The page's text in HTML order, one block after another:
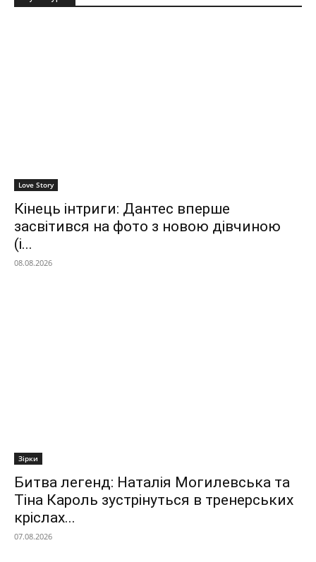
Love Story
Кінець інтриги: Дантес вперше
засвітився на фото з новою дівчиною
(і...
08.08.2026
Зірки
Битва легенд: Наталія Могилевська та
Тіна Кароль зустрінуться в тренерських
кріслах...
07.08.2026